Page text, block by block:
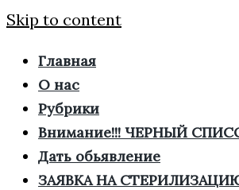
Skip to content
Главная
О нас
Рубрики
Внимание!!! ЧЕРНЫЙ
Дать обьявление
ЗАЯВКА НА